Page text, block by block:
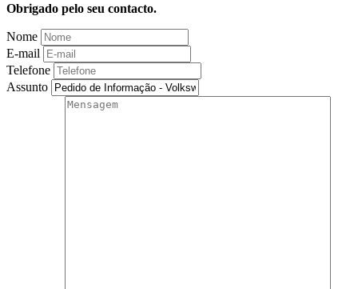
Obrigado pelo seu contacto.
Nome
E-mail
Telefone
Assunto